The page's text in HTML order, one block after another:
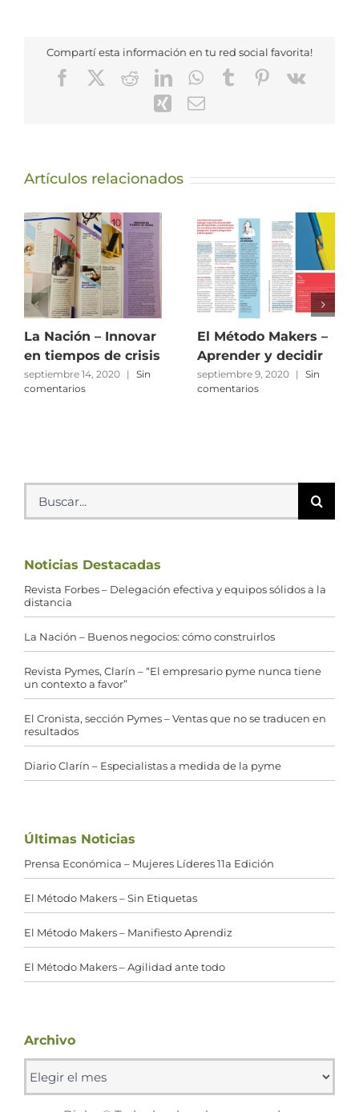
Compartí esta información en tu red social favorita!
FacebookRedditLinkedInWhatsApp
TumblrPinterest
Vk
XingCorreo
Artículos relacionados
La Nación – Innovar
en tiempos de crisis
septiembre 14, 2020 |
Sin
comentarios
El Método Makers –
Aprender y decidir
septiembre 9, 2020 |
Sin
comentarios
Buscar:
Noticias Destacadas
Revista Forbes – Delegación efectiva y equipos sólidos a la
distancia
La Nación – Buenos negocios: cómo construirlos
Revista Pymes, Clarín – “El empresario pyme nunca tiene
un contexto a favor”
El Cronista, sección Pymes – Ventas que no se traducen en
resultados
Diario Clarín – Especialistas a medida de la pyme
Últimas Noticias
Prensa Económica – Mujeres Líderes 11a Edición
El Método Makers – Sin Etiquetas
El Método Makers – Manifiesto Aprendiz
El Método Makers – Agilidad ante todo
Archivo
Archivo